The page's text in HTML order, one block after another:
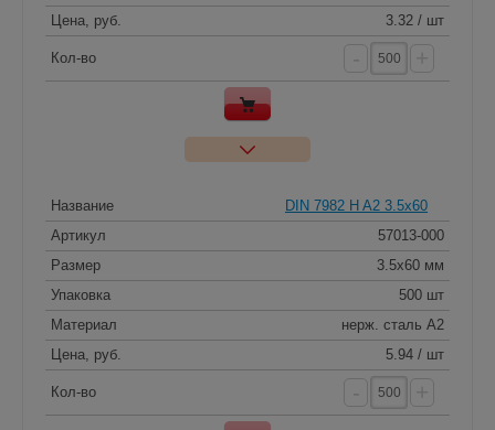
Цена, руб.
3.32 / шт
Кол-во
Название
DIN 7982 H A2 3.5x60
Артикул
57013-000
Размер
3.5x60 мм
Упаковка
500 шт
Материал
нерж. сталь A2
Цена, руб.
5.94 / шт
Кол-во